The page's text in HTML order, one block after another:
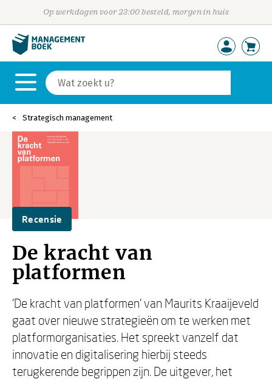
Op werkdagen voor 23:00 besteld, morgen in huis
Strategisch management
Recensie
De kracht van
platformen
‘De kracht van platformen’ van Maurits Kraaijeveld
gaat over nieuwe strategieën om te werken met
platformorganisaties. Het spreekt vanzelf dat
innovatie en digitalisering hierbij steeds
terugkerende begrippen zijn. De uitgever, het